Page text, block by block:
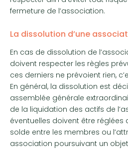
fermeture de l’association.
La dissolution d’une
En cas de dissolution de
doivent respecter les règles
ces derniers ne prévoient rien,
En général, la dissolution est
assemblée générale
de la liquidation des actifs de
éventuelles doivent être
solde entre les membres ou
association poursuivant un